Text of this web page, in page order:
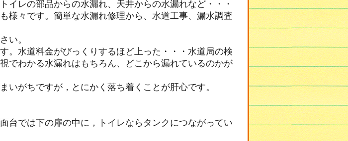
イレの部品からの水漏れ、天井からの水漏れなど・・・
様々です。簡単な水漏れ修理から、水道工事、漏水調査
い。
。水道料金がびっくりするほど上った・・・水道局の検
でわかる水漏れはもちろん、どこから漏れているのかが
がちですが，とにかく落ち着くことが肝心です。
台では下の扉の中に，トイレならタンクにつながってい